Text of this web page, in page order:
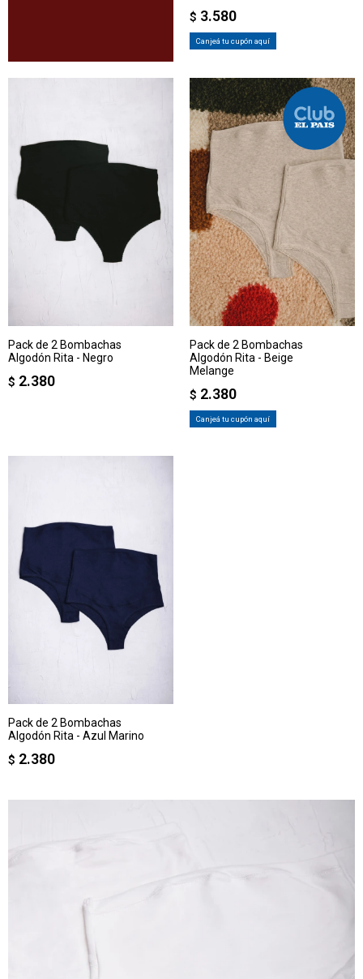
$ 3.580
Canjeá tu cupón aquí
Pack de 2 Bombachas
Algodón Rita - Negro
$ 2.380
Pack de 2 Bombachas
Algodón Rita - Beige
Melange
$ 2.380
Canjeá tu cupón aquí
Pack de 2 Bombachas
Algodón Rita - Azul Marino
$ 2.380